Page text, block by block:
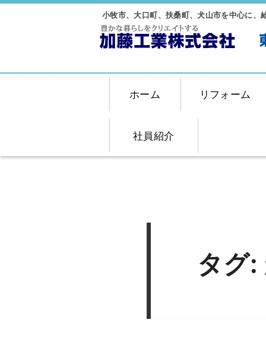
小牧市、大口町、扶桑町、犬山市を中心に
ホーム リフォーム
社員紹介
タグ: